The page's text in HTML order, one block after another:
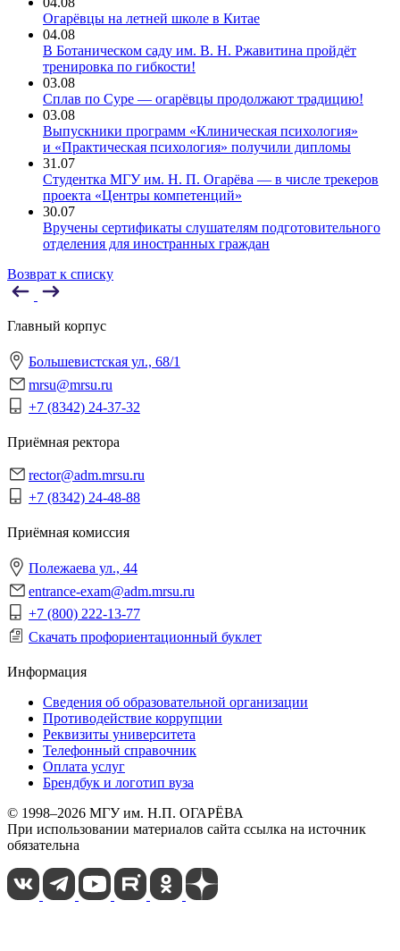
Огарёвцы на летней школе в Китае
04.08
В Ботаническом саду им. В. Н. Ржавитина пройдёт
тренировка по гибкости!
03.08
Сплав по Суре — огарёвцы продолжают традицию!
03.08
Выпускники программ «Клиническая психология»
и «Практическая психология» получили дипломы
31.07
Студентка МГУ им. Н. П. Огарёва — в числе трекеров
проекта «Центры компетенций»
30.07
Вручены сертификаты слушателям подготовительного
отделения для иностранных граждан
Возврат к списку
Главный корпус
Большевистская ул., 68/1
mrsu@mrsu.ru
+7 (8342) 24-37-32
Приёмная ректора
rector@adm.mrsu.ru
+7 (8342) 24-48-88
Приёмная комиссия
Полежаева ул., 44
entrance-exam@adm.mrsu.ru
+7 (800) 222-13-77
Скачать профориентационный буклет
Информация
Сведения об образовательной организации
Противодействие коррупции
Реквизиты университета
Телефонный справочник
Оплата услуг
Брендбук и логотип вуза
© 1998–2026 МГУ им. Н.П. ОГАРЁВА
При использовании материалов сайта ссылка на источник
обязательна